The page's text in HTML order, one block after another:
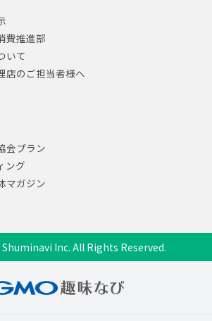
費推進部
いて
店のご担当者様へ
会プラン
ング
マガジン
Shuminavi Inc. All Rights Reserved.